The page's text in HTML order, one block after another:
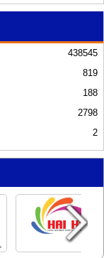
438545
819
188
2798
2